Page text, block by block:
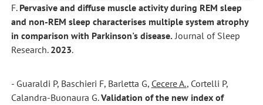
F. Pervasive and diffuse muscle activity during REM sleep
and non-REM sleep characterises multiple system atrophy
in comparison with Parkinson's disease. Journal of Sleep
Research. 2023.
- Guaraldi P, Baschieri F, Barletta G, Cecere A., Cortelli P,
Calandra-Buonaura G.Validation of the new index of